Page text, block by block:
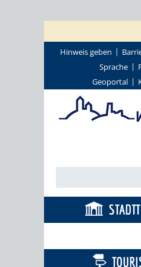
Hinweis geben
Sprache
Geoportal